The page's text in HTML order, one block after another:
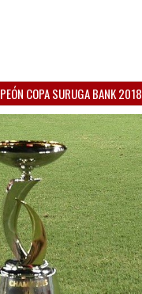
COPA SURUGA BANK 2018